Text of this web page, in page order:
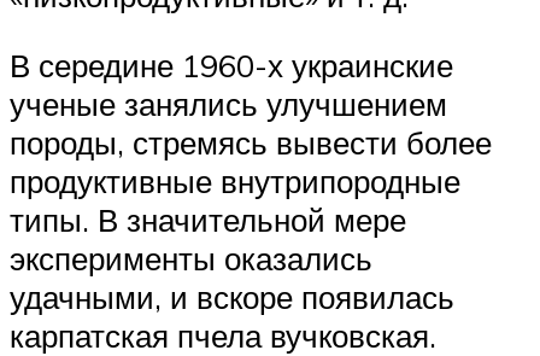
В середине 1960-х украинские
ученые занялись улучшением
породы, стремясь вывести более
продуктивные внутрипородные
типы. В значительной мере
эксперименты оказались
удачными, и вскоре появилась
карпатская пчела вучковская.